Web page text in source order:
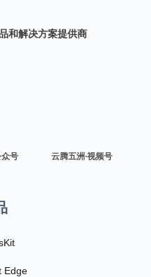
和解决方案提供商
众号 云腾五洲·视频号
Edge